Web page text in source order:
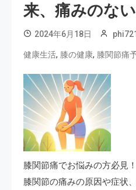
来、痛みのな
2024年6月18日
健康生活, 膝の健康, 膝関節痛
膝関節痛でお悩みの方必見！
膝関節の痛みの原因や症状